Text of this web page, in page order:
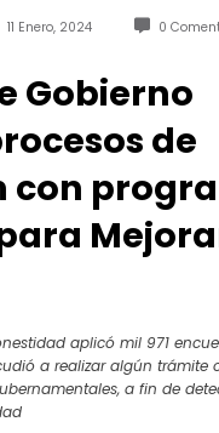
11 Enero, 2024 0
Gobierno
de
con
aplicó mil 971
a realizar algún trámite
a fin de